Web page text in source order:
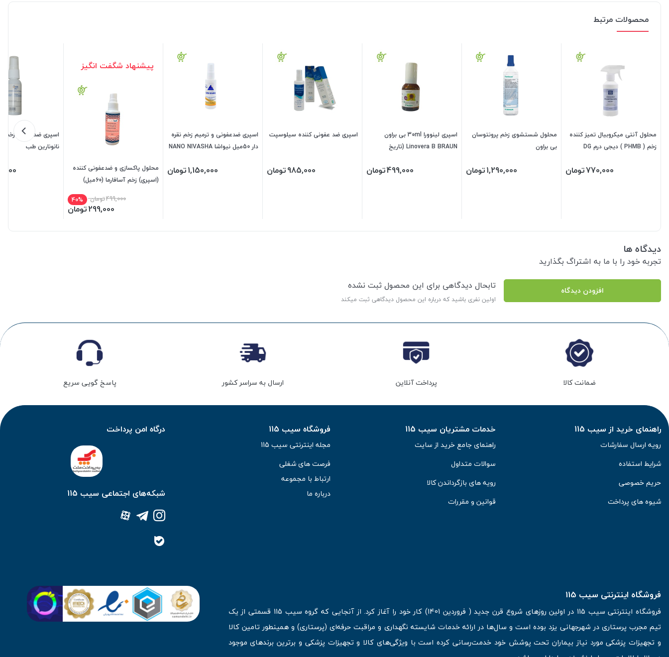
محصولات مرتبط
محلول آنتی میکروبیال تمیز کننده
زخم ( PHMB ) دیجی درم DG
770,000تومان
محلول شستشوی زخم پرونتوسان
بی براون
1,290,000تومان
اسپری لینوورا 30ml بی براون
Linovera B BRAUN (تاریخ
499,000تومان
اسپری ضد عفونی کننده سیلوسپت
985,000تومان
اسپری ضدعفونی و ترمیم زخم نقره
دار 50میل نیواشا NANO NIVASHA
1,150,000تومان
پیشنهاد شگفت انگیز
محلول پاکسازی و ضدعفونی کننده
(اسپری) زخم آسافارما (60میل)
499,000تومان 40%
299,000تومان
نانونارین طب
دیدگاه ها
تجربه خود را با ما به اشتراگ بگذارید
افزودن دیدگاه تابحال دیدگاهی برای این محصول ثبت نشده
اولین نفری باشید که درباره این محصول دیدگاهی ثبت میکند
ضمانت کالا پرداخت آنلاین ارسال به سراسر کشور پاسخ گویی سریع
راهنمای خرید از سیب 115
رویه ارسال سفارشات
شرایط استفاده
حریم خصوصی
شیوه های پرداخت
خدمات مشتریان سیب 115
راهنمای جامع خرید از سایت
سوالات متداول
رویه های بازگرداندن کالا
قوانین و مقررات
فروشگاه سیب 115
مجله اینترنتی سیب 115
فرصت های شغلی
ارتباط با مجموعه
درباره ما
درگاه امن پرداخت
شبکه‌های اجتماعی سیب 115
فروشگاه اینترنتی سیب 115
فروشگاه اینترنتی سیب 115 در اولین روزهای شروع قرن جدید ( فروردین 1401) کار خود را آغاز کرد. از آنجایی که گروه سیب 115 قسمتی از یک
تیم مجرب پرستاری در شهرجهانی یزد بوده است و سال‌ها در ارائه خدمات شایسته نگهداری و مراقبت حرفه‌ای (پرستاری) و همینطور تامین کالا
و تجهیزات پزشکی مورد نیاز بیماران تحت پوشش خود خدمت‌رسانی کرده است با ویژگی‌های کالا و تجهیزات پزشکی و برترین برندهای موجود